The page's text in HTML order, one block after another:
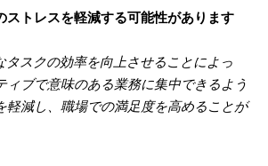
ストレスを軽減する可能性があります
タスクの効率を向上させることによっ
ィブで意味のある業務に集中できるよう
軽減し、職場での満足度を高めることが